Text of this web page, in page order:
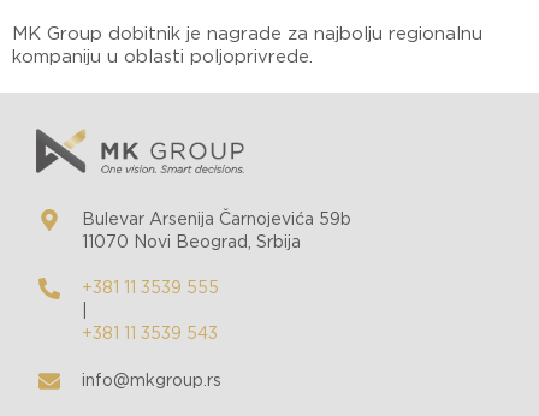
MK Group dobitnik je nagrade za najbolju regionalnu
kompaniju u oblasti poljoprivrede.
Bulevar Arsenija Čarnojevića 59b
11070 Novi Beograd, Srbija
+381 11 3539 555
+381 11 3539 543
info@mkgroup.rs